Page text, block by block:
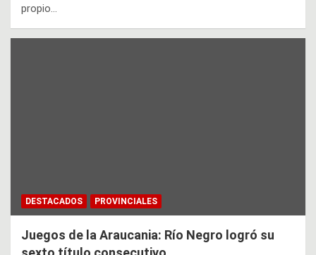
propio…
DESTACADOS PROVINCIALES
Juegos de la Araucania: Río Negro logró su